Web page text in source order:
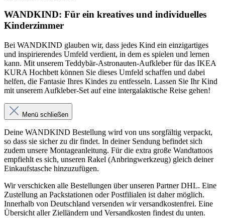
WANDKIND: Für ein kreatives und individuelles
Kinderzimmer
Bei WANDKIND glauben wir, dass jedes Kind ein einzigartiges
und inspirierendes Umfeld verdient, in dem es spielen und lernen
kann. Mit unserem Teddybär-Astronauten-Aufkleber für das IKEA
KURA Hochbett können Sie dieses Umfeld schaffen und dabei
helfen, die Fantasie Ihres Kindes zu entfesseln. Lassen Sie Ihr Kind
mit unserem Aufkleber-Set auf eine intergalaktische Reise gehen!
Menü schließen
Deine WANDKIND Bestellung wird von uns sorgfältig verpackt,
so dass sie sicher zu dir findet. In deiner Sendung befindet sich
zudem unsere Montageanleitung. Für die extra große Wandtattoos
empfiehlt es sich, unseren Rakel (Anbringwerkzeug) gleich deiner
Einkaufstasche hinzuzufügen.
Wir verschicken alle Bestellungen über unseren Partner DHL. Eine
Zustellung an Packstationen oder Postfilialen ist daher möglich.
Innerhalb von Deutschland versenden wir versandkostenfrei. Eine
Übersicht aller Zielländern und Versandkosten findest du unten.